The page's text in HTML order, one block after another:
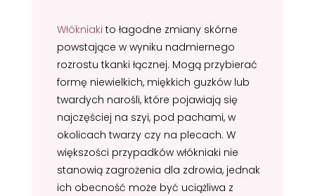
Włókniaki to łagodne zmiany skórne
powstające w wyniku nadmiernego
rozrostu tkanki łącznej. Mogą przybierać
formę niewielkich, miękkich guzków lub
twardych narośli, które pojawiają się
najczęściej na szyi, pod pachami, w
okolicach twarzy czy na plecach. W
większości przypadków włókniaki nie
stanowią zagrożenia dla zdrowia, jednak
ich obecność może być uciążliwa z